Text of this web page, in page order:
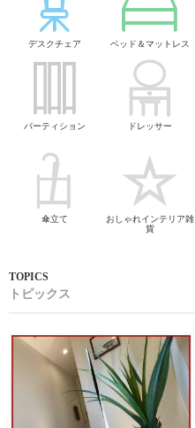
デスクチェア ベッド＆マットレス
パーティション ドレッサー
傘立て
おしゃれインテリア雑
貨
トピックス